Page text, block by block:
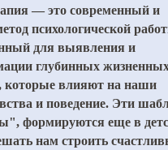
— это современный и
психологической
для выявления и
глубинных
которые влияют на наши
и поведение. Эти
формируются еще в
нам строить